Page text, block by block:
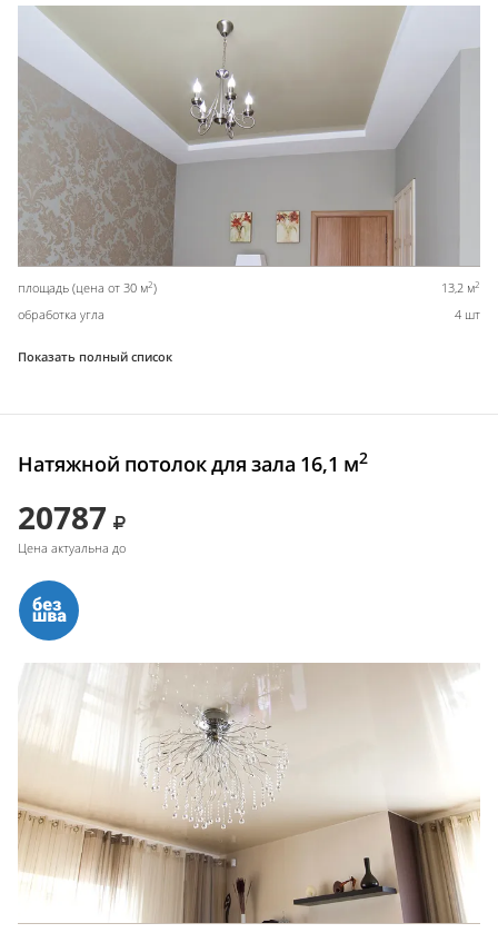
площадь (цена от 30 м2) 13,2 м2
обработка угла 4 шт
Показать полный список
Натяжной потолок для зала 16,1 м2
20787
Цена актуальна до